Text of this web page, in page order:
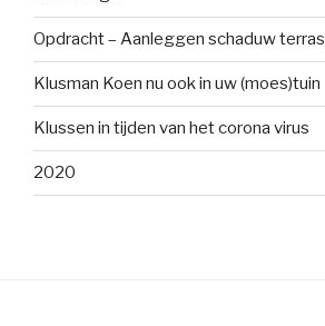
Opdracht – Aanleggen schaduw terras
Klusman Koen nu ook in uw (moes)tuin
Klussen in tijden van het corona virus
2020